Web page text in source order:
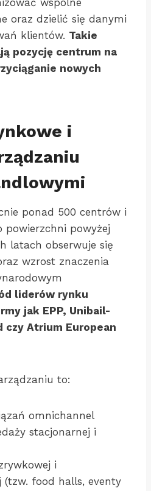
wspólne
oraz dzielić się danymi
klientów. Takie
pozycję centrum na
nowych
i
ponad 500 centrów i
powierzchni powyżej
latach obserwuje się
wzrost znaczenia
liderów rynku
jak EPP, Unibail-
czy Atrium European
to:
omnichannel
stacjonarnej i
i
(tzw. food halls, eventy